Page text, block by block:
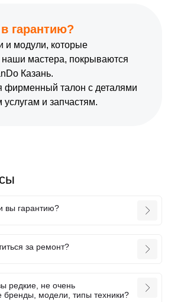
гарантию?
и модули, которые
мастера, покрываются
Казань.
фирменный талон с деталями
и запчастям.
вы гарантию?
за ремонт?
редкие, не очень
бренды, модели, типы техники?